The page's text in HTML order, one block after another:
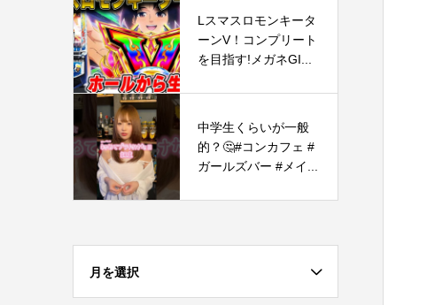
Lスマスロモンキータ
ーンV！コンプリート
を目指す!メガネGI...
中学生くらいが一般
的？🤔#コンカフェ #
ガールズバー #メイ...
月を選択